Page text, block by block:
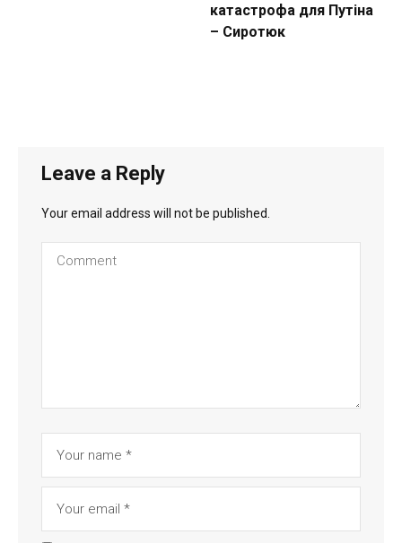
катастрофа для Путіна
– Сиротюк
Leave a Reply
Your email address will not be published.